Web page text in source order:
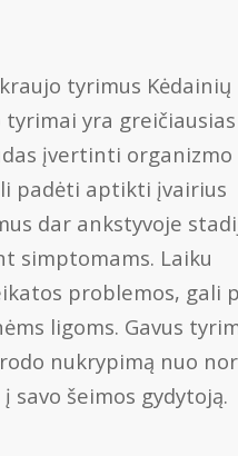
tyrimus Kėdainių
tyrimai yra
įvertinti organizmo
padėti aptikti įvairius
dar ankstyvoje
simptomams. Laiku
problemos, gali
ligoms. Gavus
nukrypimą nuo
savo šeimos gydytoją.